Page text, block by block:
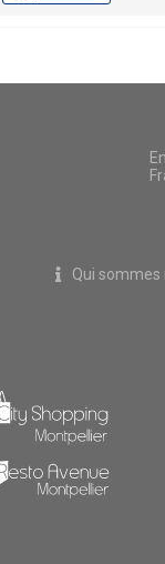
Qui sommes